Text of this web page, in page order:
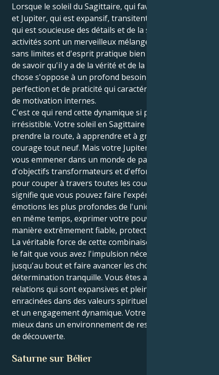
Lorsque le soleil du Sagittaire, qui favorise la chance,
et Jupiter, qui est expansif, transitent par la Vierge,
qui est soucieuse des détails et de la santé, vos
activités sont un merveilleux mélange d'aventures
sans limites et d'esprit pratique bien ancré. Le désir
de savoir qu'il y a de la vérité et de la liberté en toute
chose s'oppose à un profond besoin d'ordre, de
perfection et de praticité qui caractérise vos schémas
de motivation internes.
C'est ce qui rend cette dynamique si puissante et
irrésistible. Votre soleil en Sagittaire est prêt à
prendre la route, à apprendre et à grandir avec un
courage tout neuf. Mais votre Jupiter en Vierge veut
vous emmener dans un monde de passion sans fond,
d'objectifs transformateurs et d'efforts incessants
pour couper à travers toutes les couches. Cela
signifie que vous pouvez faire l'expérience des
émotions les plus profondes de l'union humaine et,
en même temps, exprimer votre pouvoir d'une
manière extrêmement fiable, protectrice et dévouée.
La véritable force de cette combinaison réside dans
le fait que vous avez l'impulsion nécessaire pour aller
jusqu'au bout et faire avancer les choses avec une
détermination tranquille. Vous êtes attirée par les
relations qui sont expansives et pleines d'espoir,
enracinées dans des valeurs spirituelles communes
et un engagement dynamique. Votre énergie circule
mieux dans un environnement de respect mutuel et
de découverte.
Saturne sur Bélier